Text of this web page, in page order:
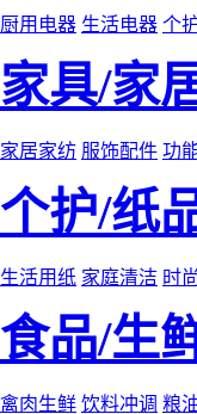
厨用电器 生活电器 个
家具/家
家居家纺 服饰配件 功
个护/纸
生活用纸 家庭清洁 时
食品/生
禽肉生鲜 饮料冲调 粮